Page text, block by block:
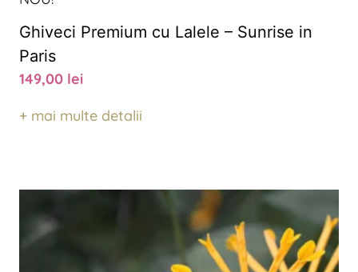
Ghiveci Premium cu Lalele – Sunrise in
Paris
149,00 lei
+ mai multe detalii